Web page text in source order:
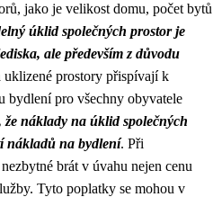
jako je velikost domu, počet bytů
úklid společných prostor je
ale především z důvodu
uklizené prostory přispívají k
bydlení pro všechny obyvatele
že náklady na úklid společných
nákladů na bydlení. Při
brát v úvahu nejen cenu
Tyto poplatky se mohou v